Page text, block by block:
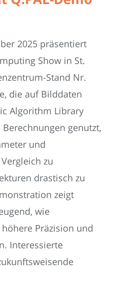
2025 präsentiert
Show in St.
Stand Nr.
die auf Bilddaten
Algorithm Library
genutzt,
und
zu
drastisch zu
zeigt
wie
Präzision und
Interessierte